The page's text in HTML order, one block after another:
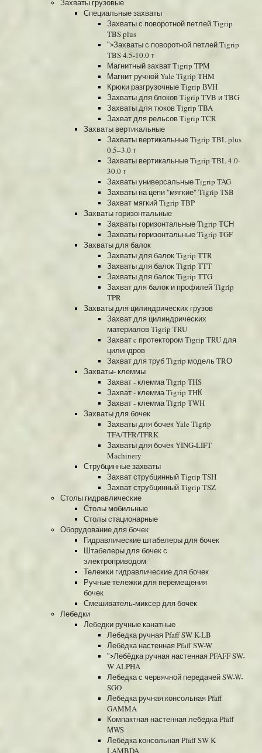
Захваты грузовые
Специальные захваты
Захваты с поворотной петлей Tigrip
TBS plus
">Захваты с поворотной петлей Tigrip
TBS 4.5-10.0 т
Магнитный захват Tigrip TPM
Магнит ручной Yale Tigrip THM
Крюки разгрузочные Tigrip BVH
Захваты для блоков Tigrip TVB и TBG
Захваты для тюков Tigrip TBA
Захват для рельсов Tigrip TCR
Захваты вертикальные
Захваты вертикальные Tigrip TBL plus
0.5–3.0 т
Захваты вертикальные Tigrip TBL 4.0-
30.0 т
Захваты универсальные Tigrip TAG
Захваты на цепи "мягкие" Tigrip TSB
Захват мягкий Tigrip TBP
Захваты горизонтальные
Захваты горизонтальные Tigrip TСН
Захваты горизонтальные Tigrip TGF
Захваты для балок
Захваты для балок Tigrip TTR
Захваты для балок Tigrip TTT
Захваты для балок Tigrip TTG
Захват для балок и профилей Tigrip
TPR
Захваты для цилиндрических грузов
Захват для цилиндрических
материалов Tigrip TRU
Захват c протектором Tigrip TRU для
цилиндров
Захват для труб Tigrip модель TRО
Захваты- клеммы
Захват - клемма Tigrip THS
Захват - клемма Tigrip THК
Захват - клемма Tigrip TWH
Захваты для бочек
Захваты для бочек Yale Tigrip
TFA/TFR/TFRK
Захваты для бочек YING-LIFT
Machinery
Струбцинные захваты
Захват струбцинный Tigrip TSH
Захват струбцинный Tigrip TSZ
Столы гидравлические
Столы мобильные
Столы стационарные
Оборудование для бочек
Гидравлические штабелеры для бочек
Штабелеры для бочек с
электроприводом
Тележки гидравлические для бочек
Ручные тележки для перемещения
бочек
Смешиватель-миксер для бочек
Лебедки
Лебедки ручные канатные
Лебедка ручная Pfaff SW K-LB
Лебёдка настенная Pfaff SW-W
">Лебёдка ручная настенная PFAFF SW-
W ALPHA
Лебедка с червячной передачей SW-W-
SGO
Лебёдка ручная консольная Pfaff
GAMMA
Компактная настенная лебедка Pfaff
МWS
Лебёдка консольная Pfaff SW K
LAMBDA